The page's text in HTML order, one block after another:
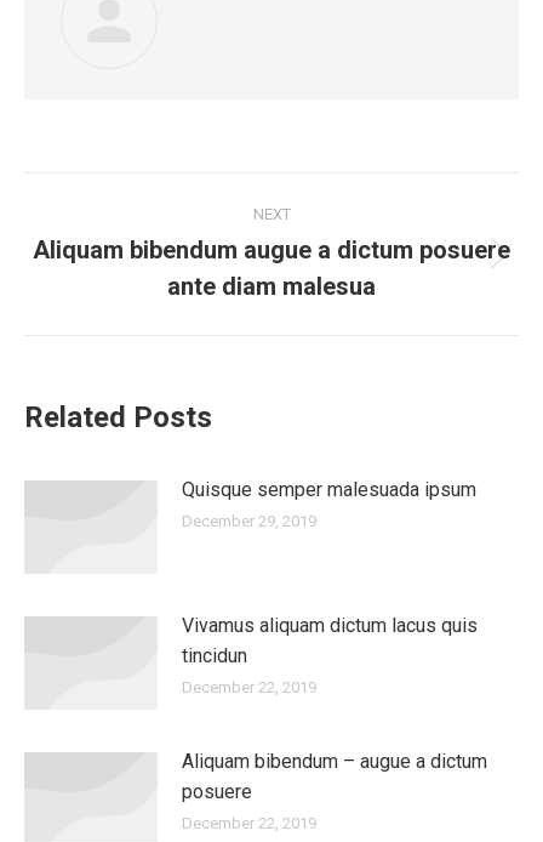
navigation
NEXT
Next
post:
Aliquam bibendum augue a dictum posuere
ante diam malesua
Related Posts
Quisque semper malesuada ipsum
December 29, 2019
Vivamus aliquam dictum lacus quis
tincidun
December 22, 2019
Aliquam bibendum – augue a dictum
posuere
December 22, 2019